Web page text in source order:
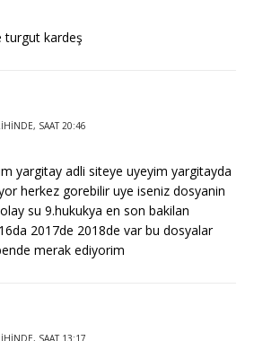
turgut kardeş
SAAT 20:46
yargitay adli siteye uyeyim yargitayda
herkez gorebilir uye iseniz dosyanin
su 9.hukukya en son bakilan
2017de 2018de var bu dosyalar
merak ediyorim